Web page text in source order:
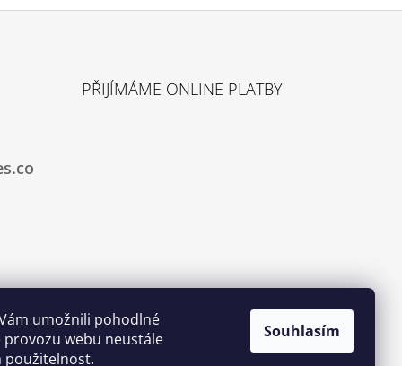
umožnili pohodlné
webu neustále
použitelnost.
Souhlasím
PŘIJÍMÁME ONLINE PLATBY